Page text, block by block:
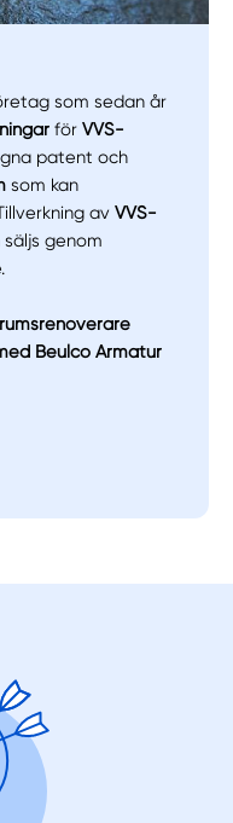
som sedan år
förVVS-
patent och
som kan
avVVS-
genom
Beulco Armatur